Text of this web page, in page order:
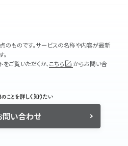
のものです。サービスの名称や内容が最新
ご覧いただくか、 こちら
からお問い合
ことを詳しく知りたい
問い合わせ